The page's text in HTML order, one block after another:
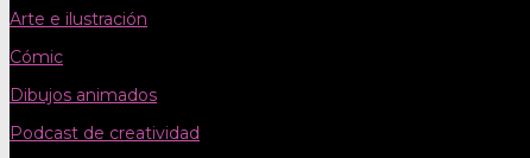
Arte e ilustración
Cómic
Dibujos animados
Podcast de creatividad